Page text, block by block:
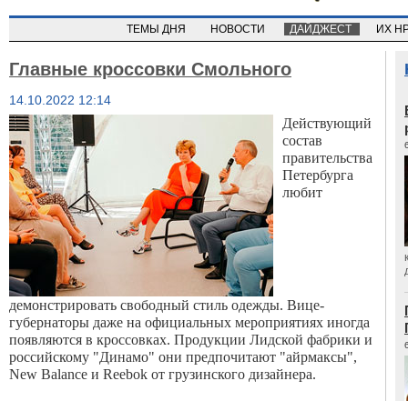
ТЕМЫ ДНЯ НОВОСТИ ДАЙДЖЕСТ ИХ
Главные кроссовки Смольного
14.10.2022 12:14
Действующий
состав
правительства
Петербурга
любит
демонстрировать свободный стиль одежды. Вице-
губернаторы даже на официальных мероприятиях иногда
появляются в кроссовках. Продукции Лидской фабрики и
российскому "Динамо" они предпочитают "айрмаксы",
New Balance и Reebok от грузинского дизайнера.